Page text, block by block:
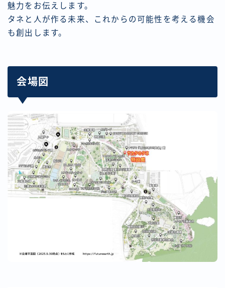
魅力をお伝えします。
タネと人が作る未来、これからの可能性を考える機会
も創出します。
会場図